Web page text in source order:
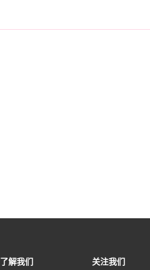
了解我们 关注我们